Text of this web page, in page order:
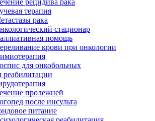
рецидива рака
терапия
рака
стационар
помощь
крови при онкологии
для онкобольных
пролежней
после инсульта
питание